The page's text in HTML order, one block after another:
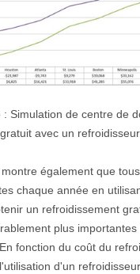
: Simulation de centre de
avec un
également que
chaque année en
un refroidissement
plus
fonction du coût du
d'un